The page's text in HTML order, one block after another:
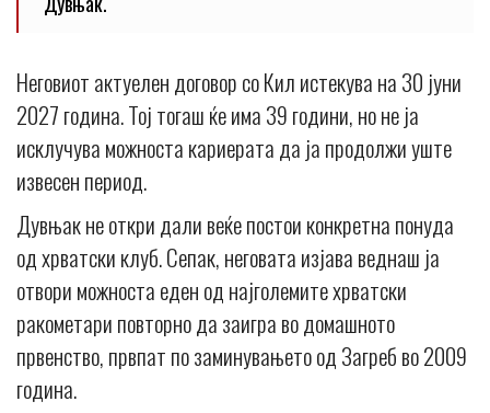
Неговиот актуелен договор со Кил истекува на 30 јуни
2027 година. Тој тогаш ќе има 39 години, но не ја
исклучува можноста кариерата да ја продолжи уште
извесен период.
Дувњак не откри дали веќе постои конкретна понуда
од хрватски клуб. Сепак, неговата изјава веднаш ја
отвори можноста еден од најголемите хрватски
ракометари повторно да заигра во домашното
првенство, првпат по заминувањето од Загреб во 2009
година.